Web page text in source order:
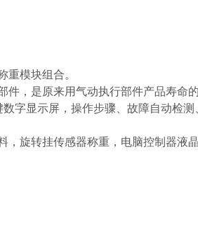
重模块组合。
，是原来用气动执行部件产品寿命的
字显示屏，操作步骤、故障自动检测
旋转挂传感器称重，电脑控制器液